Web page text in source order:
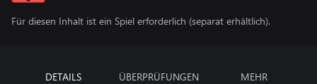
Für diesen Inhalt ist ein Spiel erforderlich (separat erhältlich).
DETAILS ÜBERPRÜFUNGEN MEHR